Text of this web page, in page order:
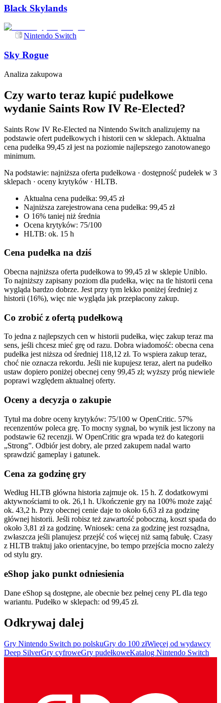
Black Skylands
Nintendo Switch
Sky Rogue
Analiza zakupowa
Czy warto teraz kupić pudełkowe
wydanie Saints Row IV Re-Elected?
Saints Row IV Re-Elected na Nintendo Switch analizujemy na
podstawie ofert pudełkowych i historii cen w sklepach. Aktualna
cena pudełka 99,45 zł jest na poziomie najlepszego zanotowanego
minimum.
Na podstawie: najniższa oferta pudełkowa · dostępność pudełek w 3
sklepach · oceny krytyków · HLTB.
Aktualna cena pudełka: 99,45 zł
Najniższa zarejestrowana cena pudełka: 99,45 zł
O 16% taniej niż średnia
Ocena krytyków: 75/100
HLTB: ok. 15 h
Cena pudełka na dziś
Obecna najniższa oferta pudełkowa to 99,45 zł w sklepie Uniblo.
To najniższy zapisany poziom dla pudełka, więc na tle historii cena
wygląda bardzo dobrze. Jest przy tym lekko poniżej średniej z
historii (16%), więc nie wygląda jak przepłacony zakup.
Co zrobić z ofertą pudełkową
To jedna z najlepszych cen w historii pudełka, więc zakup teraz ma
sens, jeśli chcesz mieć grę od razu. Dobra wiadomość: obecna cena
pudełka jest niższa od średniej 118,12 zł. To wspiera zakup teraz,
choć nie oznacza rekordu. Jeśli nie kupujesz teraz, alert na pudełko
ustaw dopiero poniżej obecnej ceny 99,45 zł; wyższy próg niewiele
poprawi względem aktualnej oferty.
Oceny a decyzja o zakupie
Tytuł ma dobre oceny krytyków: 75/100 w OpenCritic. 57%
recenzentów poleca grę. To mocny sygnał, bo wynik jest liczony na
podstawie 62 recenzji. W OpenCritic gra wpada też do kategorii
„Strong”. Odbiór jest dobry, ale przed zakupem nadal warto
sprawdzić gameplay i gatunek.
Cena za godzinę gry
Według HLTB główna historia zajmuje ok. 15 h. Z dodatkowymi
aktywnościami to ok. 26,1 h. Ukończenie gry na 100% może zająć
ok. 43,2 h. Przy obecnej cenie daje to około 6,63 zł za godzinę
głównej historii. Jeśli robisz też zawartość poboczną, koszt spada do
około 3,81 zł za godzinę. Wniosek: cena za godzinę jest rozsądna,
zwłaszcza jeśli planujesz przejść coś więcej niż samą fabułę. Czasy
z HLTB traktuj jako orientacyjne, bo tempo przejścia mocno zależy
od stylu gry.
eShop jako punkt odniesienia
Dane eShop są dostępne, ale obecnie bez pełnej ceny PL dla tego
wariantu. Pudełko w sklepach: od 99,45 zł.
Odkrywaj dalej
Gry Nintendo Switch po polskuGry do 100 złWięcej od wydawcy
Deep SilverGry cyfroweGry pudełkoweKatalog Nintendo Switch